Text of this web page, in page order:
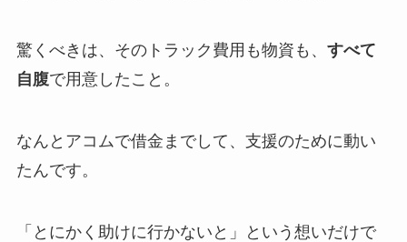
驚くべきは、そのトラック費用も物資も、 すべて
自腹で用意したこと。
なんとアコムで借金までして、支援のために動い
たんです。
「とにかく助けに行かないと」という想いだけで